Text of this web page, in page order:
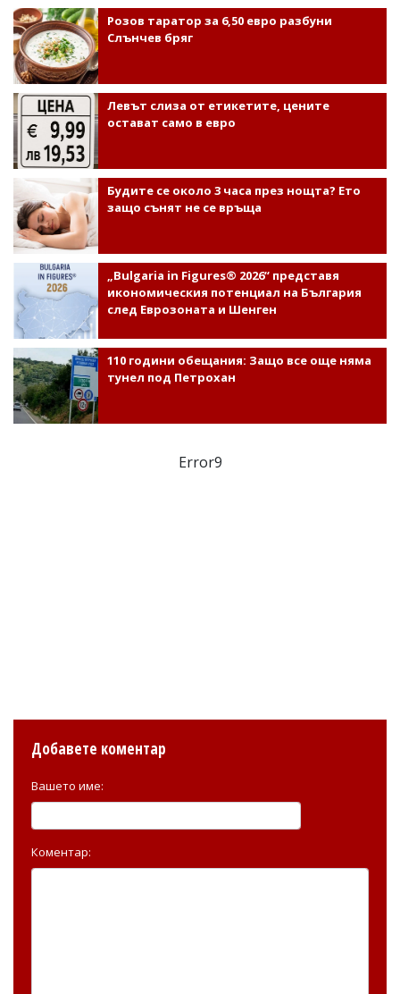
Розов таратор за 6,50 евро разбуни
Слънчев бряг
Левът слиза от етикетите, цените
остават само в евро
Будите се около 3 часа през нощта? Ето
защо сънят не се връща
„Bulgaria in Figures® 2026“ представя
икономическия потенциал на България
след Еврозоната и Шенген
110 години обещания: Защо все още няма
тунел под Петрохан
Error9
Добавете коментар
Вашето име:
Коментар: